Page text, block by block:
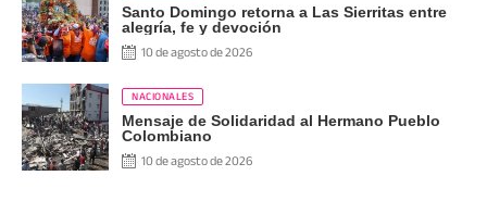
Santo Domingo retorna a Las Sierritas entre
alegría, fe y devoción
10 de agosto de 2026
NACIONALES
Mensaje de Solidaridad al Hermano Pueblo
Colombiano
10 de agosto de 2026